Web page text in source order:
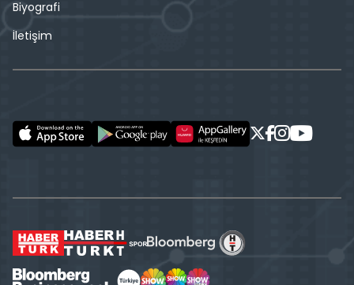
Biyografi
İletişim